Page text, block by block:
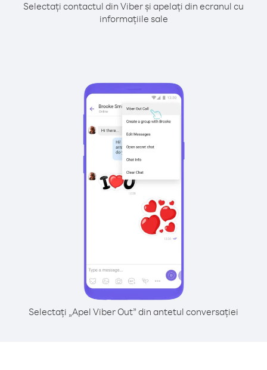
Selectați contactul din Viber și apelați din ecranul cu
informațiile sale
Selectați „Apel Viber Out” din antetul conversației